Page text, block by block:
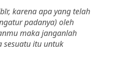
karena apa yang telah
padanya) oleh
maka janganlah
sesuatu itu untuk